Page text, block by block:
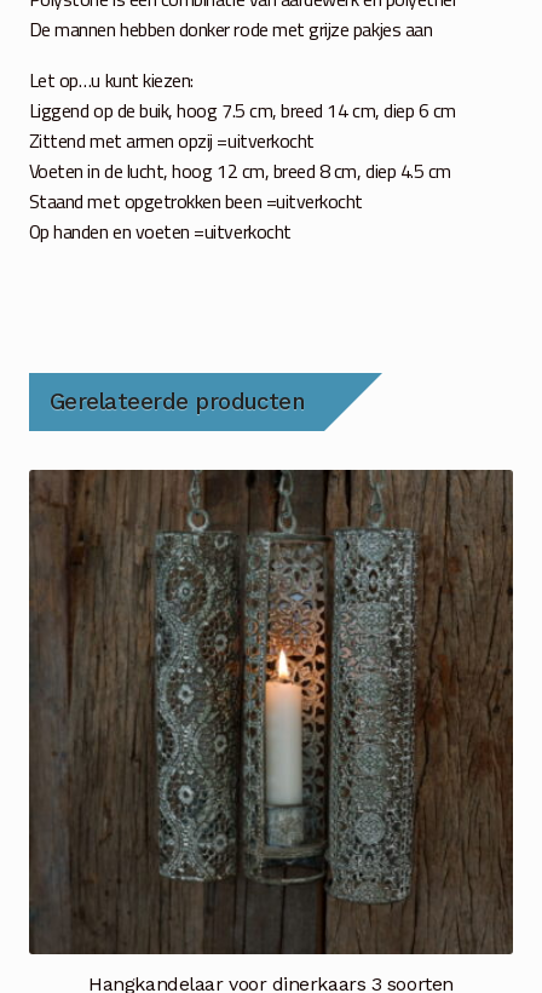
De mannen hebben donker rode met grijze pakjes aan
Let op…u kunt kiezen:
Liggend op de buik, hoog 7.5 cm, breed 14 cm, diep 6 cm
Zittend met armen opzij =uitverkocht
Voeten in de lucht, hoog 12 cm, breed 8 cm, diep 4.5 cm
Staand met opgetrokken been =uitverkocht
Op handen en voeten =uitverkocht
Gerelateerde producten
Hangkandelaar voor dinerkaars 3 soorten